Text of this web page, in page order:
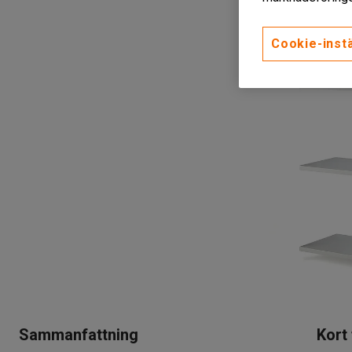
Sammanfattning Kort
Cookie-